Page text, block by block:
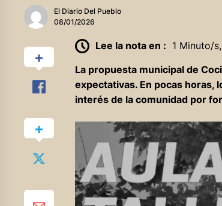
El Diario Del Pueblo
08/01/2026
Lee la nota en : 1 Minuto/
La propuesta municipal de
expectativas. En pocas
interés de la comunidad por